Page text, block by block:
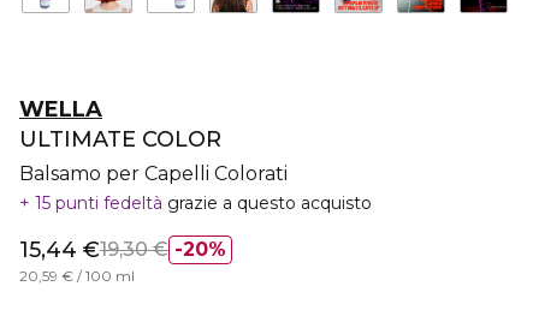
WELLA
ULTIMATE COLOR
Balsamo per Capelli Colorati
15 punti fedeltà grazie a questo acquisto
20%
15,44 €19,30 €
20,59 € / 100 ml